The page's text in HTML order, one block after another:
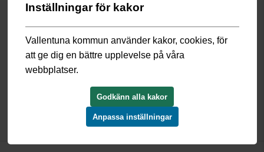
Start/Förskola och skola/Grundskola och fritidshem
skolnärvaro
Friluftsliv för bättre hälsa och ökad
19 november 2025
Inställningar för kakor
Vallentuna kommun använder kakor, cookies, för
att ge dig en bättre upplevelse på våra
webbplatser.
Godkänn alla kakor
Anpassa inställningar